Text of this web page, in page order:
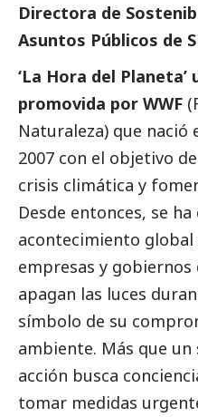
Directora de
Asuntos Públicos de
‘La Hora del
promovida por WWF
Naturaleza) que nació
2007 con el objetivo
crisis climática y
Desde entonces, se
acontecimiento global
empresas y
apagan las luces
símbolo de su
ambiente. Más que
acción busca
tomar medidas